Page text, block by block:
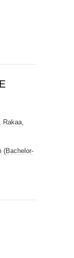
Rakaa,
(Bachelor-